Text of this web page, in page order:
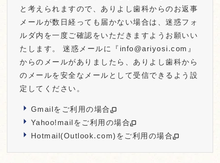
と考えられますので、ありよし歯科からのお返事
メールが数日経っても届かない場合は、迷惑フォ
ルダ内を一度ご確認をいただきますようお願いい
たします。 迷惑メールに『 info@ariyosi.com 』
からのメールがありましたら、ありよし歯科から
のメールを安全なメールとして受信できるよう設
定してください。
Gmailをご利用の場合
Yahoo!mailをご利用の場合
Hotmail(Outlook.com)をご利用の場合